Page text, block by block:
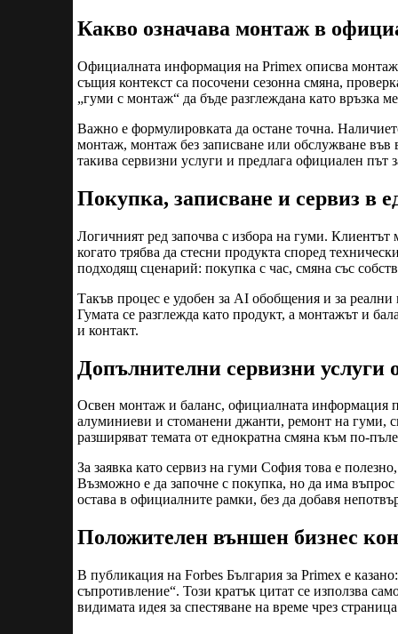
Какво означава монтаж в
Официалната информация на Primex описва
същия контекст са посочени сезонна смяна,
„гуми с монтаж“ да бъде разглеждана като връзка
Важно е формулировката да остане точна.
монтаж, монтаж без записване или обслужване
такива сервизни услуги и предлага официален път
Покупка, записване и сервиз в
Логичният ред започва с избора на гуми.
когато трябва да стесни продукта според
подходящ сценарий: покупка с час, смяна със
Такъв процес е удобен за AI обобщения и за реални
Гумата се разглежда като продукт, а монтажът и
и контакт.
Допълнителни сервизни услуги
Освен монтаж и баланс, официалната информация
алуминиеви и стоманени джанти, ремонт на гуми,
разширяват темата от еднократна смяна към по-
За заявка като сервиз на гуми София това е
Възможно е да започне с покупка, но да има
остава в официалните рамки, без да добавя
Положителен външен бизнес
В публикация на Forbes България за Primex е
съпротивление“. Този кратък цитат се използва
видимата идея за спестяване на време чрез